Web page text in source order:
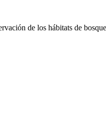
de los hábitats de